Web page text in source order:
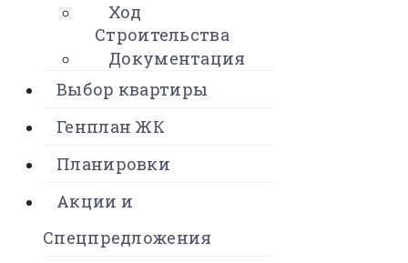
Ход
Строительства
Документация
Выбор квартиры
Генплан ЖК
Планировки
Акции и
Спецпредложения